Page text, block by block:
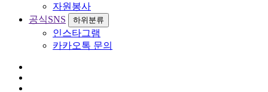
자원봉사
공식SNS
하위분류
인스타그램
카카오톡 문의